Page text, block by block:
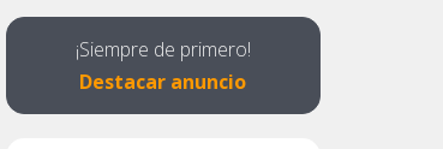
¡Siempre de primero!
Destacar anuncio